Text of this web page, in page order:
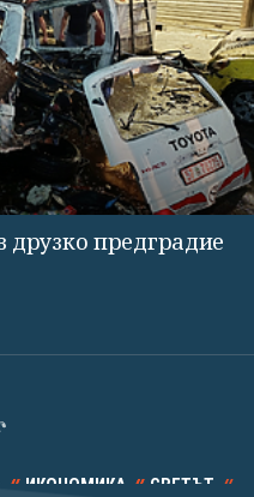
предградие
ИКОНОМИКА СВЕТЪТ